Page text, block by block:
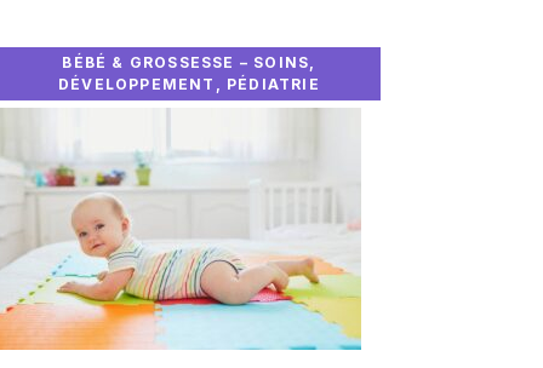
BÉBÉ & GROSSESSE – SOINS,
DÉVELOPPEMENT, PÉDIATRIE